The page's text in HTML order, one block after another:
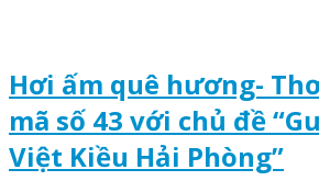
Hơi ấm quê hương-
mã số 43 với chủ đề
Việt Kiều Hải Phòng”